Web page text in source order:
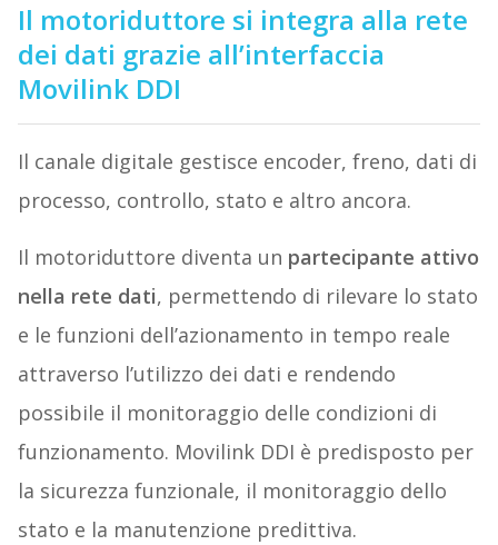
Il motoriduttore si integra alla rete
dei dati grazie all’interfaccia
Movilink DDI
Il canale digitale gestisce encoder, freno, dati di
processo, controllo, stato e altro ancora.
Il motoriduttore diventa un partecipante attivo
nella rete dati, permettendo di rilevare lo stato
e le funzioni dell’azionamento in tempo reale
attraverso l’utilizzo dei dati e rendendo
possibile il monitoraggio delle condizioni di
funzionamento. Movilink DDI è predisposto per
la sicurezza funzionale, il monitoraggio dello
stato e la manutenzione predittiva.